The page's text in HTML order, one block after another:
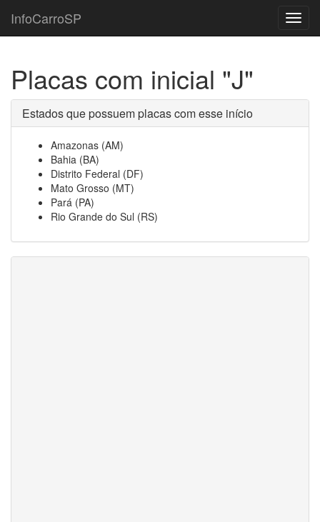
InfoCarroSP
Placas com inicial "J"
Estados que possuem placas com esse início
Amazonas (AM)
Bahia (BA)
Distrito Federal (DF)
Mato Grosso (MT)
Pará (PA)
Rio Grande do Sul (RS)